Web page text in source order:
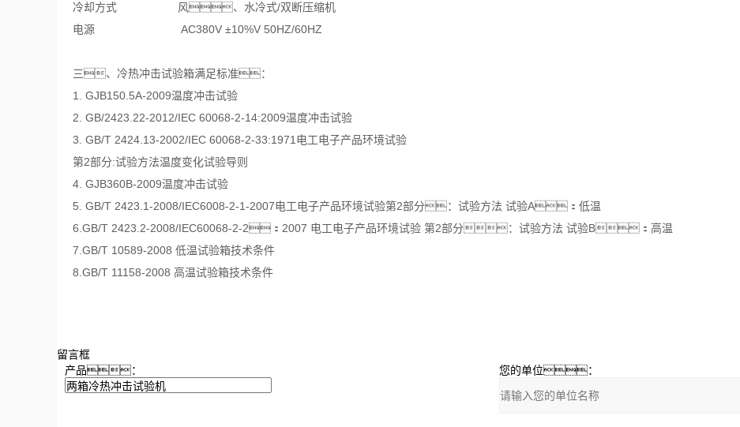
冷却方式
风、水冷式/双断压缩机
电源
AC380V ±10%V 50HZ/60HZ
三、冷热冲击试验箱满足标准：
1. GJB150.5A-2009温度冲击试验
2. GB/2423.22-2012/IEC 60068-2-14:2009温度冲击试验
3. GB/T 2424.13-2002/IEC 60068-2-33:1971电工电子产品环境试验
第2部分:试验方法温度变化试验导则
4. GJB360B-2009温度冲击试验
5. GB/T 2423.1-2008/IEC6008-2-1-2007电工电子产品环境试验第2部分：试验方法 试验A：低温
6.GB/T 2423.2-2008/IEC60068-2-2：2007 电工电子产品环境试验 第2部分：试验方法 试验B：高温
7.GB/T 10589-2008 低温试验箱技术条件
8.GB/T 11158-2008 高温试验箱技术条件
留言框
产品：
您的单位：